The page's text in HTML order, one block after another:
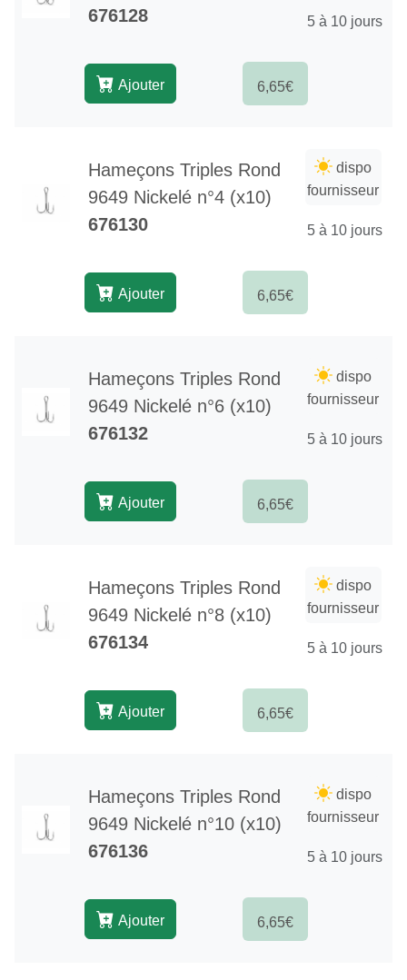
676128
5 à 10 jours
6,65€
Ajouter
Hameçons Triples Rond
9649 Nickelé n°4 (x10)
676130
dispo
fournisseur
5 à 10 jours
6,65€
Ajouter
Hameçons Triples Rond
9649 Nickelé n°6 (x10)
676132
dispo
fournisseur
5 à 10 jours
6,65€
Ajouter
Hameçons Triples Rond
9649 Nickelé n°8 (x10)
676134
dispo
fournisseur
5 à 10 jours
6,65€
Ajouter
Hameçons Triples Rond
9649 Nickelé n°10 (x10)
676136
dispo
fournisseur
5 à 10 jours
6,65€
Ajouter